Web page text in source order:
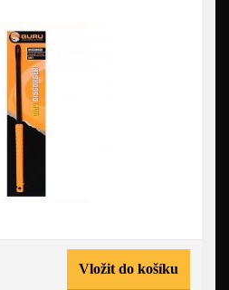
Vložit do košíku